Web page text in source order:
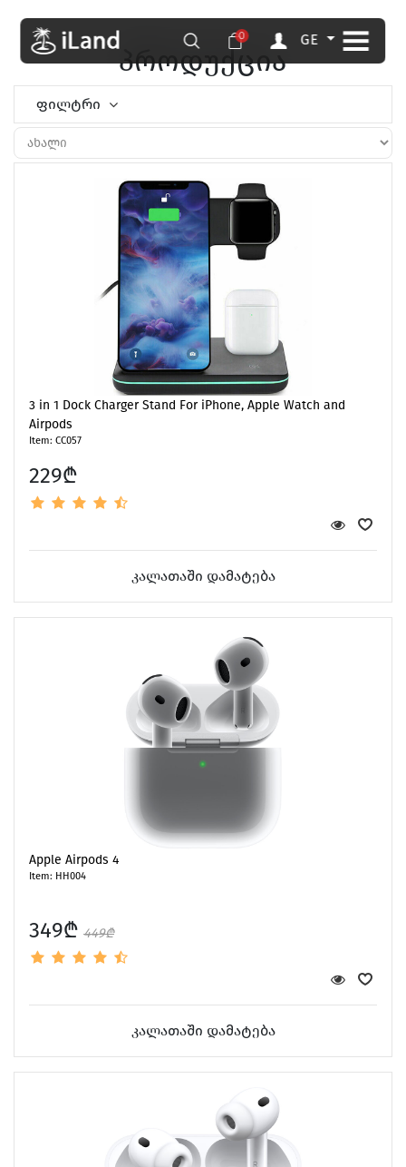
0 GE
პროდუქცია
ფილტრი
3 in 1 Dock Charger Stand For iPhone, Apple Watch and
Airpods
Item: CC057
229₾
კალათაში დამატება
Apple Airpods 4
Item: HH004
349₾ 449₾
კალათაში დამატება